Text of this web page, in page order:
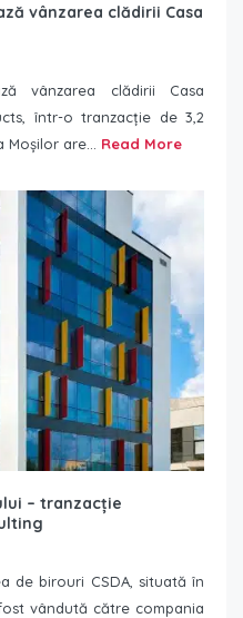
vânzarea clădirii Casa
vânzarea clădirii Casa
într-o tranzacție de 3,2
are... Read More
– tranzacție
de birouri CSDA, situată în
vândută către compania